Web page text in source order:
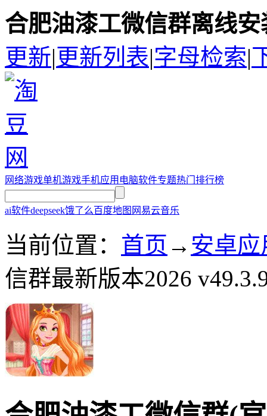
合肥油漆工微信群离线
更新|更新列表|字母检索|
网络游戏单机游戏手机应用 电脑软件专题热门排行榜
ai软件deepseek饿了么百度地图 网易云音乐
当前位置： 首页 → 安卓应
信群最新版本2026